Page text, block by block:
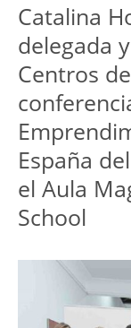
Catalina
delegada
Centros
España
el Aula
School